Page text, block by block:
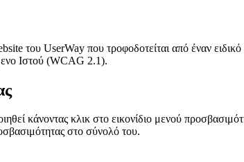
του UserWay που τροφοδοτείται από έναν
Ιστού (WCAG 2.1).
κάνοντας κλικ στο εικονίδιο μενού
στο σύνολό του.